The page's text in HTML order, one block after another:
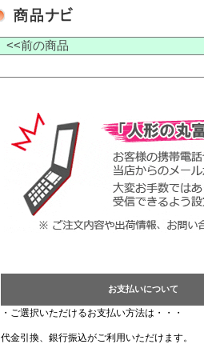
<<前の商品
お支払いについて
・ご選択いただけるお支払い方法は・・・
代金引換、銀行振込がご利用いただけます。